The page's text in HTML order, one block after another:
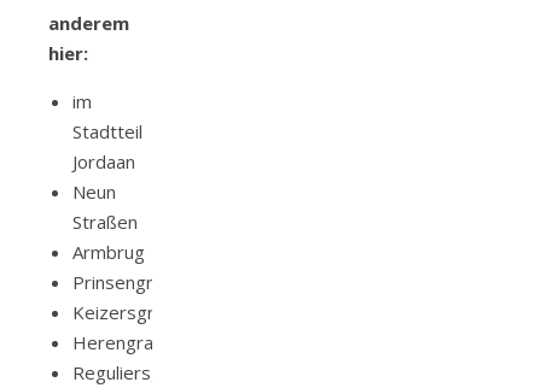
anderem
hier:
im
Stadtteil
Jordaan
Neun
Straßen
Armbrug
Prinsengracht
Keizersgracht
Herengracht
Reguliersgracht